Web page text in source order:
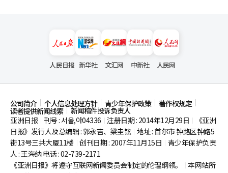
人民日报 新华社 文汇网 中新社 人民网
公司简介 个人信息处理方针 青少年保护政策 著作权规定
读者提供新闻线索
新闻稿件投诉负责人
亚洲日报
刊号 : 서울,아04336 注册日期 : 2014年12月29日
《亚洲
日报》发行人及总编辑 : 郭永吉、梁圭铉 地址 : 首尔市钟路区钟路5
街13号三共大厦11楼 创刊日期 : 2007年11月15日
青少年保护负责
人 : 王海纳 电话 : 02-739-2171
《亚洲日报》将遵守互联网新闻委员会制定的伦理纲领。
本网站所